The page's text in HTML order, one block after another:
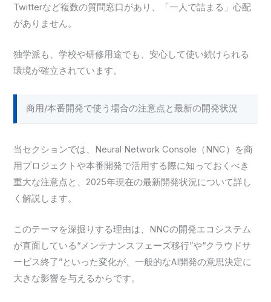
Twitterなど複数の質問窓口があり、「一人で詰まる」心配
がありません。
独学派も、学校や研修用途でも、安心して使い続けられる
環境が確立されています。
商用/本番開発で使う場合の注意点と最新の開発状況
当セクションでは、Neural Network Console（NNC）を商
用プロジェクトや本番開発で活用する際に知っておくべき
重大な注意点と、2025年現在の最新開発状況について詳し
く解説します。
このテーマを深掘りする理由は、NNCの開発エコシステム
が直面している“メンテナンスフェーズ移行”や“クラウドサ
ービス終了”といった変化が、一般的なAI開発の意思決定に
大きな影響を与えるからです。